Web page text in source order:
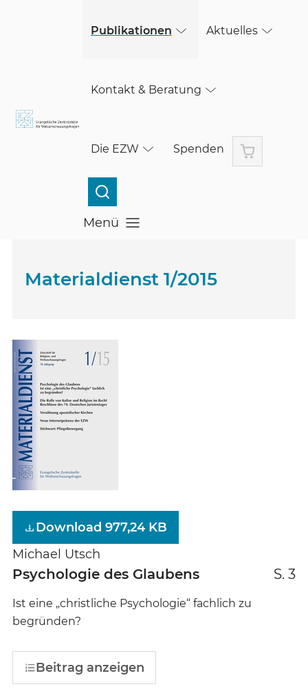
Publikationen Aktuelles
Kontakt & Beratung
Die EZW Spenden Warenkorb
Menü
Menü öffnen
Materialdienst 1/2015
Download 977,24 KB
Michael Utsch
Psychologie des Glaubens S. 3
Ist eine „christliche Psychologie“ fachlich zu
begründen?
Beitrag anzeigen